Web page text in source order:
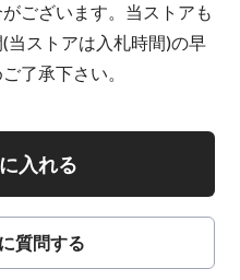
ございます。当ストアも
当ストアは入札時間)の早
了承下さい。
入れる
質問する